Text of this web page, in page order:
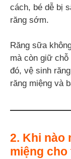
cách, bé dễ bị
răng sớm.
Răng sữa
mà còn giữ
đó, vệ sinh
răng miệng và
2. Khi nào
miệng cho